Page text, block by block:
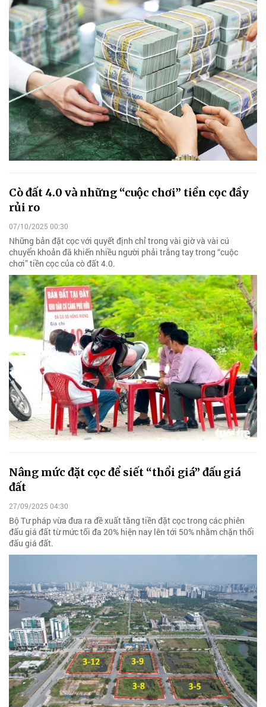
Cò đất 4.0 và những “cuộc chơi” tiền cọc đầy
rủi ro
07/10/2025 00:30
Những bản đặt cọc với quyết định chỉ trong vài giờ và vài cú
chuyển khoản đã khiến nhiều người phải trắng tay trong “cuộc
chơi” tiền cọc của cò đất 4.0.
Nâng mức đặt cọc để siết “thổi giá” đấu giá
đất
27/09/2025 04:30
Bộ Tư pháp vừa đưa ra đề xuất tăng tiền đặt cọc trong các phiên
đấu giá đất từ mức tối đa 20% hiện nay lên tới 50% nhằm chặn thổi
đấu giá đất.